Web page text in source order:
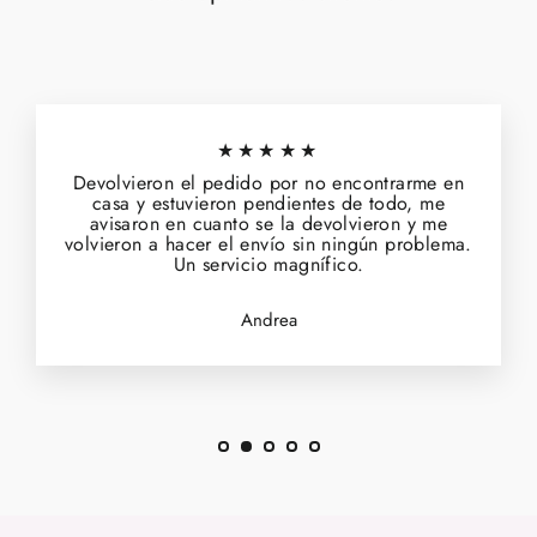
★★★★★
Devolvieron el pedido por no encontrarme en
casa y estuvieron pendientes de todo, me
avisaron en cuanto se la devolvieron y me
volvieron a hacer el envío sin ningún problema.
Un servicio magnífico.
Andrea